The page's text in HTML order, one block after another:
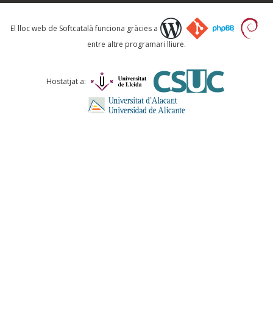
Què proposeu?
Comentari *
El lloc web de Softcatalà funciona gràcies a
entre altre programari lliure.
Hostatjat a: